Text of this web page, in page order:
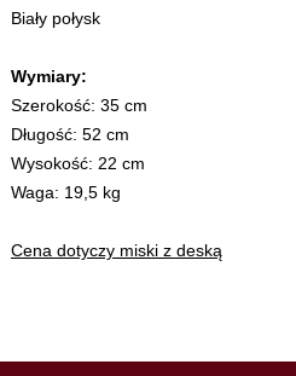
Biały połysk
Wymiary:
Szerokość: 35 cm
Długość: 52 cm
Wysokość: 22 cm
Waga: 19,5 kg
Cena dotyczy miski z deską